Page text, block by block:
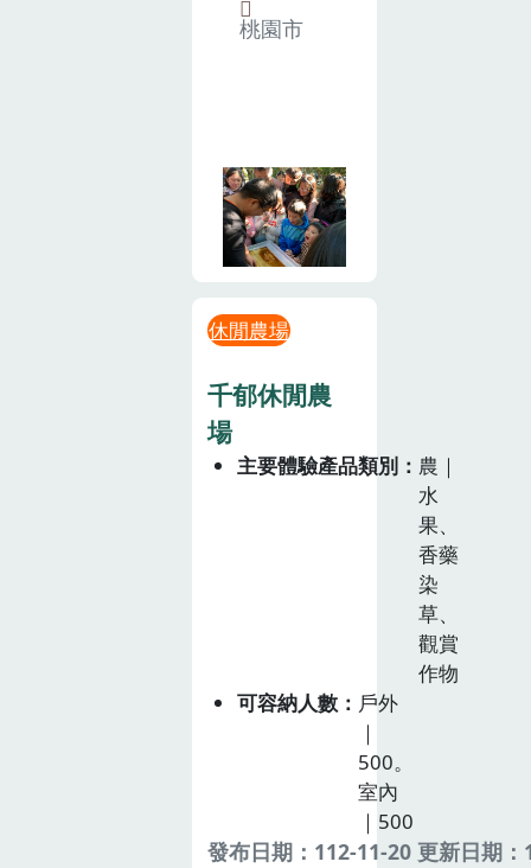
桃園市
休閒農場
千郁休閒農
場
主要體驗產品類別
農｜
水
果、
香藥
染
草、
觀賞
作物
可容納人數
戶外
｜
500。
室內
｜500
發布日期：112-11-20 更新日期